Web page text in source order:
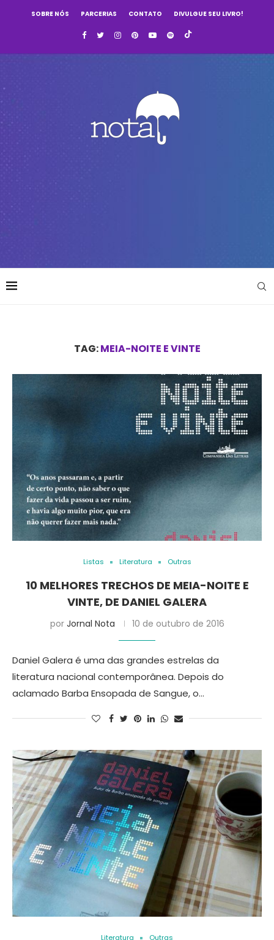
SOBRE NÓS PARCERIAS CONTATO DIVULGUE SEU LIVRO!
TAG:MEIA-NOITE E VINTE
Listas Literatura Outras
10 MELHORES TRECHOS DE MEIA-NOITE E
VINTE, DE DANIEL GALERA
por Jornal Nota 10 de outubro de 2016
Daniel Galera é uma das grandes estrelas da
literatura nacional contemporânea. Depois do
aclamado Barba Ensopada de Sangue, o…
Literatura Outras